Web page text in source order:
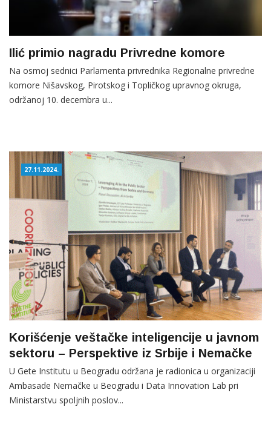
Ilić primio nagradu Privredne komore
Na osmoj sednici Parlamenta privrednika Regionalne privredne
komore Nišavskog, Pirotskog i Topličkog upravnog okruga,
održanoj 10. decembra u...
27.11.2024.
Korišćenje veštačke inteligencije u javnom
sektoru – Perspektive iz Srbije i Nemačke
U Gete Institutu u Beogradu održana je radionica u organizaciji
Ambasade Nemačke u Beogradu i Data Innovation Lab pri
Ministarstvu spoljnih poslov...